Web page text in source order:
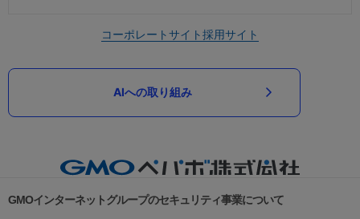
コーポレートサイト採用サイト
AIへの取り組み
GMOインターネットグループのセキュリティ事業について